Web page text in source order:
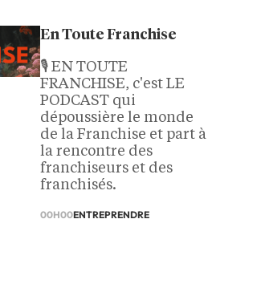
En Toute Franchise
🎙️ EN TOUTE
FRANCHISE, c'est LE
PODCAST qui
dépoussière le monde
de la Franchise et part à
la rencontre des
franchiseurs et des
franchisés.
00H00ENTREPRENDRE